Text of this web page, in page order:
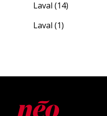
Laval(14)
Laval(1)